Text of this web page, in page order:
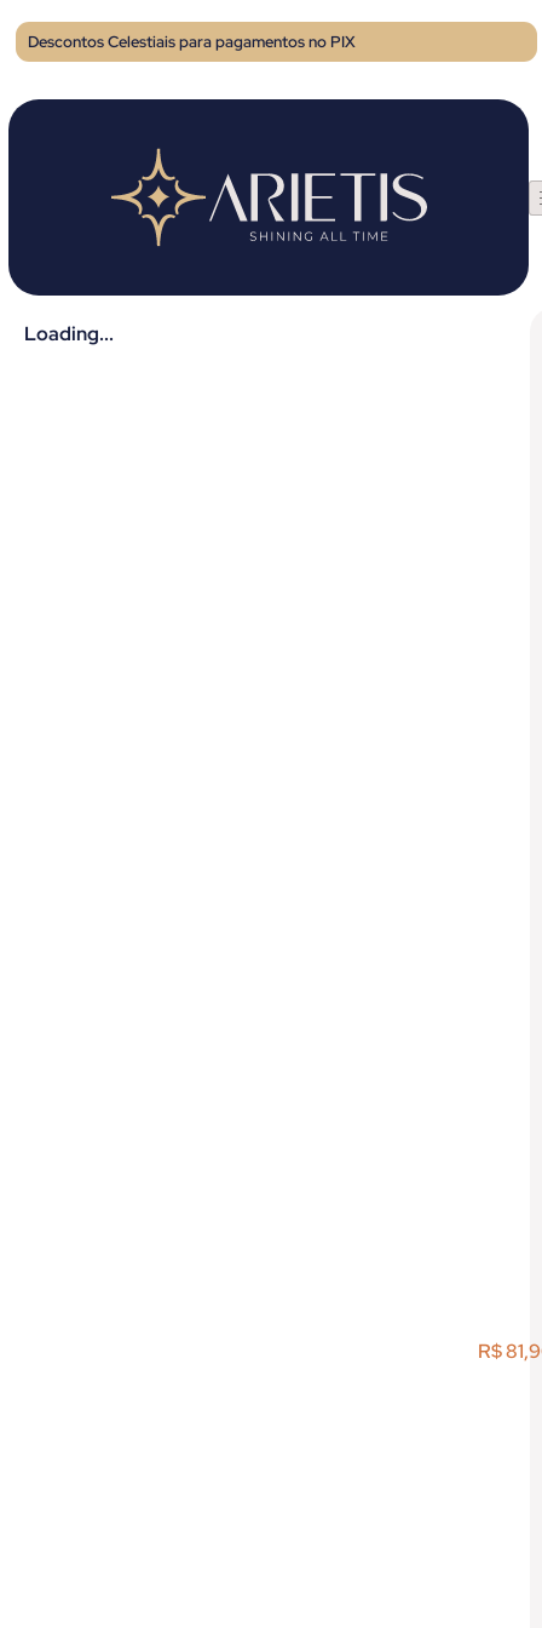
Descontos Celestiais para pagamentos no PIX
Loading...
R$